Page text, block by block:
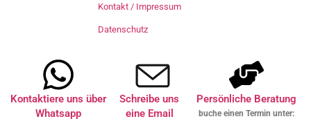
Kontakt / Impressum
Datenschutz
Kontaktiere uns über
Whatsapp
Schreibe uns
eine Email
Persönliche Beratung
buche einen Termin unter: